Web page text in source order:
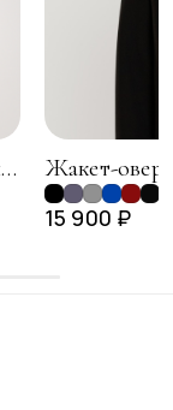
Платье джерси с открытой спиной, черный
Жакет-
15 900 ₽